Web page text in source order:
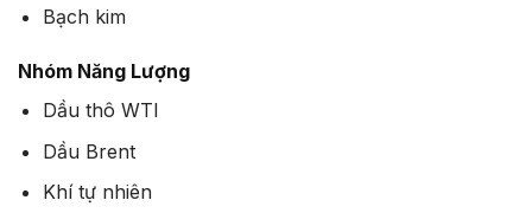
Bạch kim
Nhóm Năng Lượng
Dầu thô WTI
Dầu Brent
Khí tự nhiên